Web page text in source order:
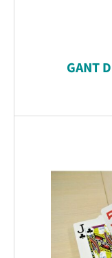
GANT